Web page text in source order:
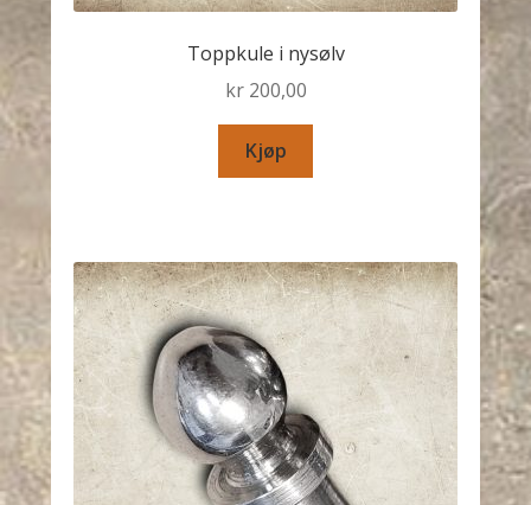
Toppkule i nysølv
kr200,00
Kjøp